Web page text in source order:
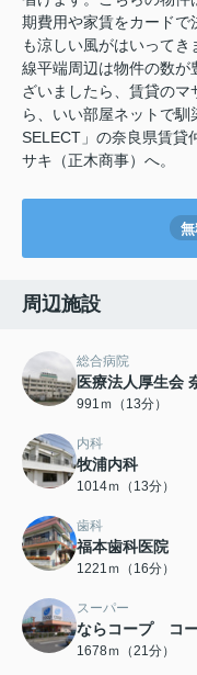
期費用や家賃をカードで
も涼しい風がはいって
線平端周辺は物件の数
ざいましたら、賃貸の
ら、いい部屋ネットで
SELECT」の奈良県賃
サキ（正木商事）へ。
周辺施設
総合病院
医療法人厚生会
991ｍ（13分）
内科
牧浦内科
1014ｍ（13分）
歯科
福本歯科医院
1221ｍ（16分）
スーパー
ならコープ コ
1678ｍ（21分）